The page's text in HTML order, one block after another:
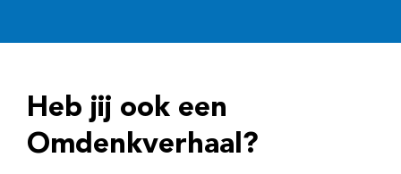
r
e
Heb jij ook een
Omdenkverhaal?